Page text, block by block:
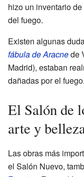
hizo un inventario
del fuego.
Existen algunas
fábula de Aracnede
Madrid), estaban
dañadas por el fuego.
El Salón de
arte y
Las obras más
el Salón Nuevo,